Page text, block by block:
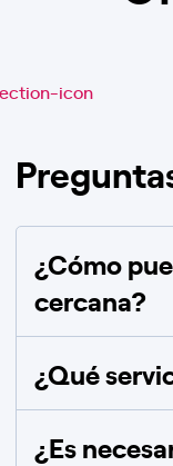
¿Cómo
cercana?
¿Qué
¿Es